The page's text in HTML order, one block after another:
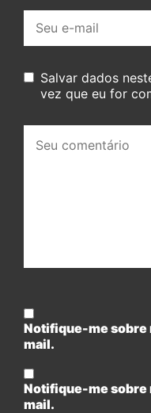
mail:
Salvar dados
vez que eu for
comentário:
Notifique-me sobre
mail.
Notifique-me sobre
mail.